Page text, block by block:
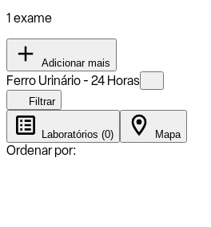
1 exame
Adicionar mais
Ferro Urinário - 24 Horas
Filtrar
Laboratórios (0) Mapa
Ordenar por: